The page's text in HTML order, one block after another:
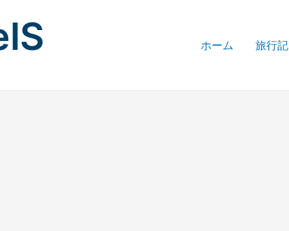
ホーム 旅行記